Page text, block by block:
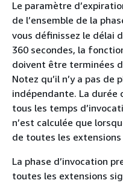
Le paramètre
de l’ensemble de la
vous définissez le délai
360 secondes, la
doivent être terminées
Notez qu’il n’y a pas
indépendante. La durée
tous les temps
n’est calculée que
de toutes les
La phase d’invocation
toutes les extensions